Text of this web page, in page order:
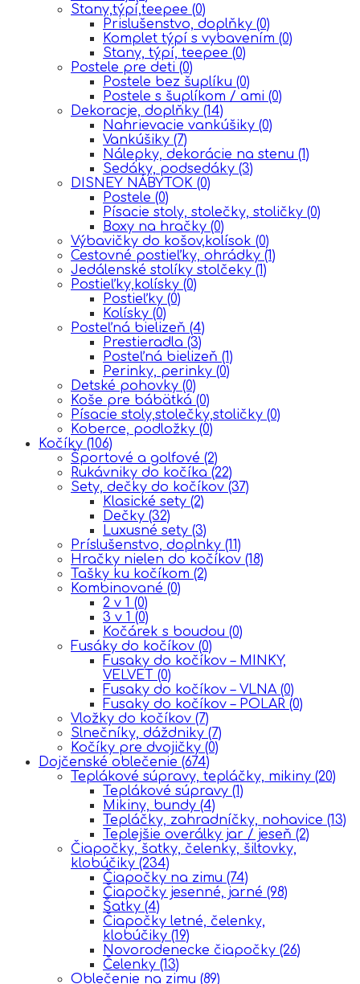
Stany,týpí,teepee (0)
Prislušenstvo, doplňky (0)
Komplet týpí s vybavením (0)
Stany, týpí, teepee (0)
Postele pre deti (0)
Postele bez šuplíku (0)
Postele s šuplíkom / ami (0)
Dekoracje, doplňky (14)
Nahrievacie vankúšiky (0)
Vankúšiky (7)
Nálepky, dekorácie na stenu (1)
Sedáky, podsedáky (3)
DISNEY NÁBYTOK (0)
Postele (0)
Písacie stoly, stolečky, stoličky (0)
Boxy na hračky (0)
Výbavičky do košov,kolísok (0)
Cestovné postieľky, ohrádky (1)
Jedálenské stolíky stolčeky (1)
Postieľky,kolísky (0)
Postieľky (0)
Kolísky (0)
Posteľná bielizeň (4)
Prestieradla (3)
Posteľná bielizeň (1)
Perinky, perinky (0)
Detské pohovky (0)
Koše pre bábätká (0)
Písacie stoly,stolečky,stoličky (0)
Koberce, podložky (0)
Kočíky (106)
Športové a golfové (2)
Rukávniky do kočíka (22)
Sety, dečky do kočíkov (37)
Klasické sety (2)
Dečky (32)
Luxusné sety (3)
Príslušenstvo, doplnky (11)
Hračky nielen do kočíkov (18)
Tašky ku kočíkom (2)
Kombinované (0)
2 v 1 (0)
3 v 1 (0)
Kočárek s boudou (0)
Fusáky do kočíkov (0)
Fusaky do kočíkov – MINKY,
VELVET (0)
Fusaky do kočíkov – VLNA (0)
Fusaky do kočíkov – POLAR (0)
Vložky do kočíkov (7)
Slnečníky, dáždniky (7)
Kočíky pre dvojičky (0)
Dojčenské oblečenie (674)
Teplákové súpravy, tepláčky, mikiny (20)
Teplákové súpravy (1)
Mikiny, bundy (4)
Tepláčky, zahradníčky, nohavice (13)
Teplejšie overálky jar / jeseň (2)
Čiapočky, šatky, čelenky, šiltovky,
klobúčiky (234)
Čiapočky na zimu (74)
Čiapočky jesenné, jarné (98)
Šatky (4)
Čiapočky letné, čelenky,
klobúčiky (19)
Novorodenecke čiapočky (26)
Čelenky (13)
Oblečenie na zimu (89)